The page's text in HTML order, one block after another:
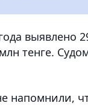
выявлено
тенге.
напомнили,